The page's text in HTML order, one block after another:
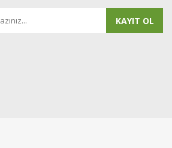
KAYIT OL